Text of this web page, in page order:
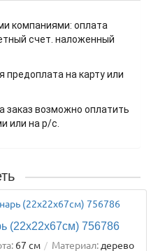
компаниями: оплата
счет. наложенный
предоплата на карту или
заказ возможно оплатить
или на р/с.
(22х22х67см) 756786
67 см Материал: дерево